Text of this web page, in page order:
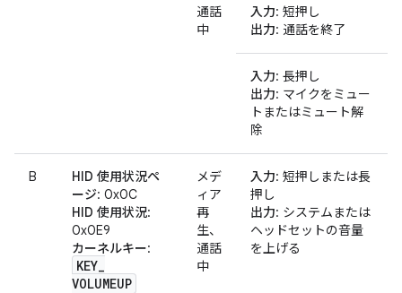
通話
中
入力: 短押し
出力: 通話を終了
入力: 長押し
出力: マイクをミュー
トまたはミュート解
除
B
HID 使用状況ペ
ージ: 0x0C
HID 使用状況:
0x0E9
カーネルキー:
KEY_
VOLUMEUP
メデ
ィア
再
生、
通話
中
入力: 短押しまたは長
押し
出力: システムまたは
ヘッドセットの音量
を上げる